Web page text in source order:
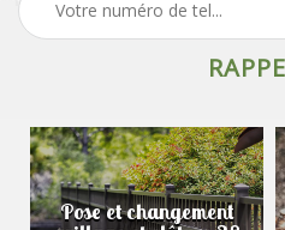
Pose et changement